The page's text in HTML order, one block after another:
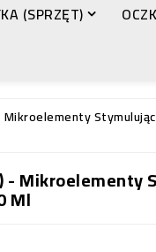
(SPRZĘT)
Mikroelementy
- Mikroelementy
Ml